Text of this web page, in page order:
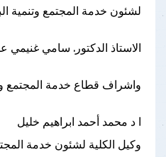
لشئون خدمة المجتمع وتنمية
الاستاذ الدكتور. سامي غنيمي
واشراف قطاع خدمة المجتمع
ا د محمد أحمد ابراهيم خليل
وكيل الكلية لشئون خدمة